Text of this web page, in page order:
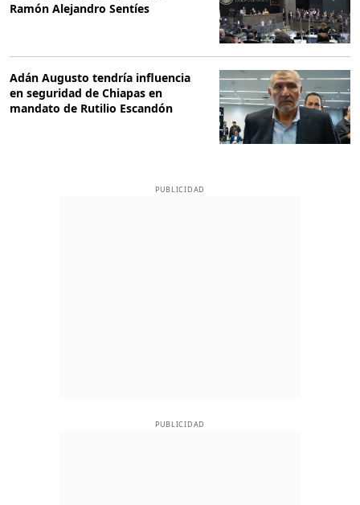
Ramón Alejandro Sentíes
Adán Augusto tendría influencia
en seguridad de Chiapas en
mandato de Rutilio Escandón
PUBLICIDAD
PUBLICIDAD